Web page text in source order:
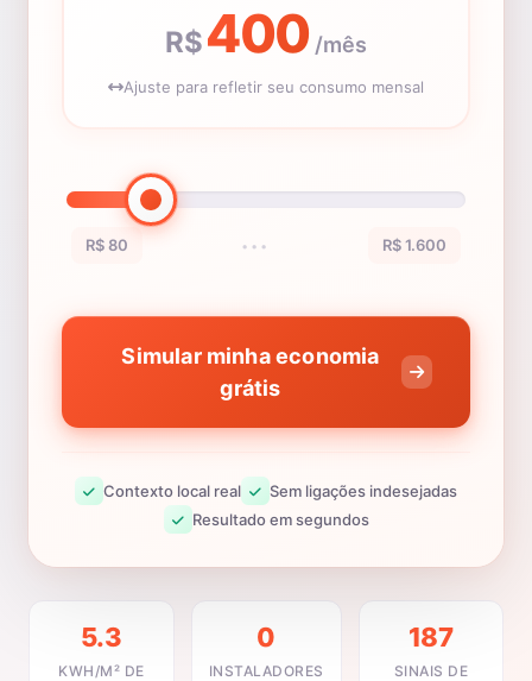
R$400 /mês
Ajuste para refletir seu consumo mensal
R$ 80 ••• R$ 1.600
Simular minha economia
grátis
Contexto local real
Sem ligações indesejadas
Resultado em segundos
5.3
KWH/M² DE
0
INSTALADORES
187
SINAIS DE